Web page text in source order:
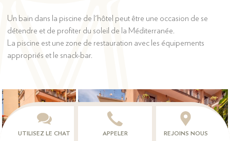
Un bain dans la piscine de l'hôtel peut être une occasion de se
détendre et de profiter du soleil de la Méditerranée.
La piscine est une zone de restauration avec les équipements
appropriés et le snack-bar.
UTILISEZ LE CHAT APPELER REJOINS NOUS